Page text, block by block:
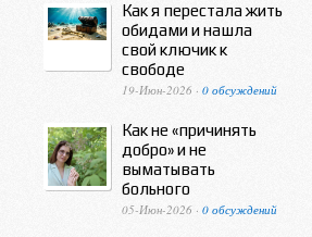
Как я перестала жить
обидами и нашла
свой ключик к
свободе
19-Июн-2026 · 0 обсуждений
Как не «причинять
добро» и не
выматывать
больного
05-Июн-2026 · 0 обсуждений